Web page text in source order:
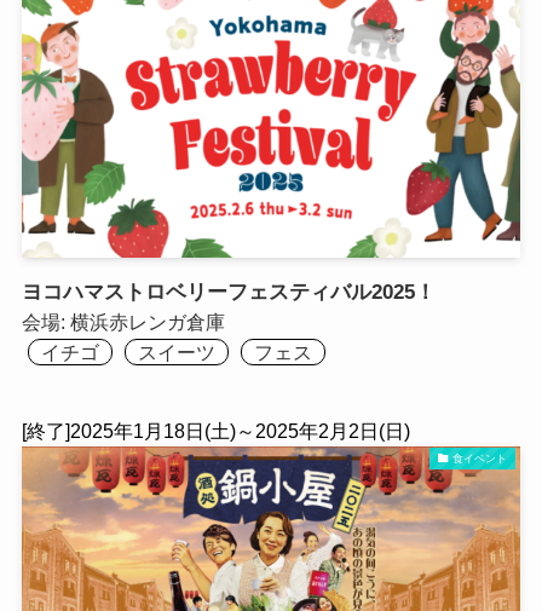
ヨコハマストロベリーフェスティバル2025！
会場: 横浜赤レンガ倉庫
イチゴ
スイーツ フェス
[終了]2025年1月18日(土)～2025年2月2日(日)
食イベント